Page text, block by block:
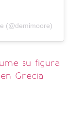
(@demimoore)
su figura
Grecia